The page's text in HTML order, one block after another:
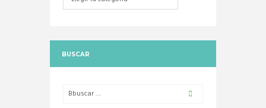
BUSCAR